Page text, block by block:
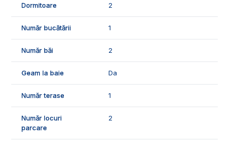
🤝Recomandam aceasta proprietate persoanelor in varsta
sau familiilor care nu au nevoie de mult spatiu, casa are doar
2 dormitoare.
📞Pentru mai multe detalii sau pentru programarea unei
ID Exclusiv - 2321646
Dormitoare 2
Număr bucătării 1
Număr băi 2
Geam la baie Da
Număr terase 1
Număr locuri
parcare
2